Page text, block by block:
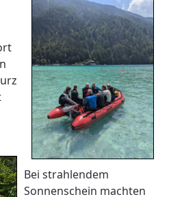
Bei strahlendem
Sonnenschein machten